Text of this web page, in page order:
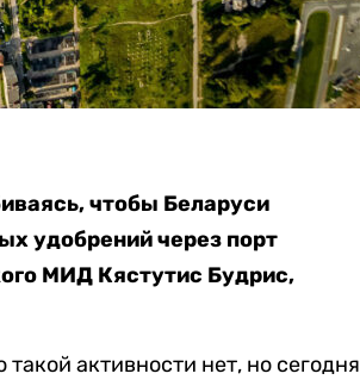
чтобы Беларуси
удобрений через порт
МИД Кястутис Будрис,
активности нет, но сегодня